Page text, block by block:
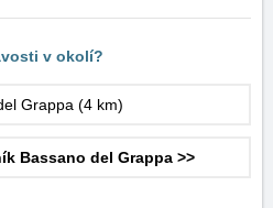
v okolí?
Grappa (4 km)
Bassano del Grappa >>